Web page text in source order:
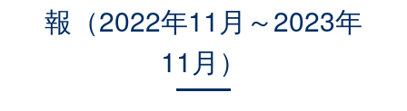
報（2022年11月～2023年
11月）